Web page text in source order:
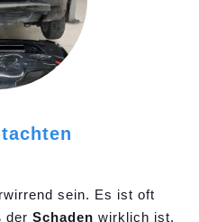
sein. Es ist oft
der Schaden wirklich ist.